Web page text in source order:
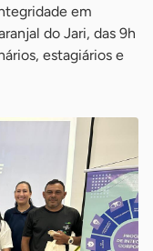
em
do Jari, das 9h
estagiários e